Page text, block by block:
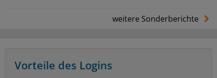
weitere Sonderberichte
Vorteile des Logins